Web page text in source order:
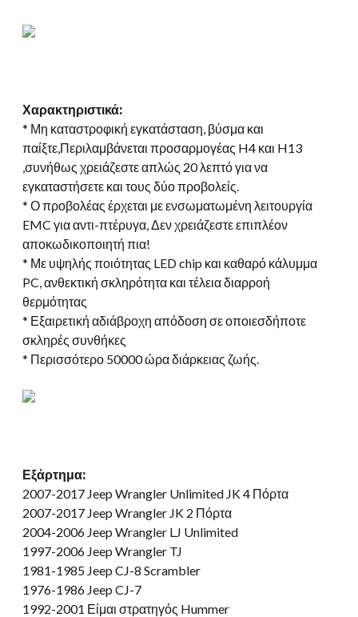
Χαρακτηριστικά:
* Μη καταστροφική εγκατάσταση, βύσμα και
παίξτε,Περιλαμβάνεται προσαρμογέας H4 και H13
,συνήθως χρειάζεστε απλώς 20 λεπτό για να
εγκαταστήσετε και τους δύο προβολείς.
* Ο προβολέας έρχεται με ενσωματωμένη λειτουργία
EMC για αντι-πτέρυγα, Δεν χρειάζεστε επιπλέον
αποκωδικοποιητή πια!
* Με υψηλής ποιότητας LED chip και καθαρό κάλυμμα
PC, ανθεκτική σκληρότητα και τέλεια διαρροή
θερμότητας
* Εξαιρετική αδιάβροχη απόδοση σε οποιεσδήποτε
σκληρές συνθήκες
* Περισσότερο 50000 ώρα διάρκειας ζωής.
Εξάρτημα:
2007-2017 Jeep Wrangler Unlimited JK 4 Πόρτα
2007-2017 Jeep Wrangler JK 2 Πόρτα
2004-2006 Jeep Wrangler LJ Unlimited
1997-2006 Jeep Wrangler TJ
1981-1985 Jeep CJ-8 Scrambler
1976-1986 Jeep CJ-7
1992-2001 Είμαι στρατηγός Hummer